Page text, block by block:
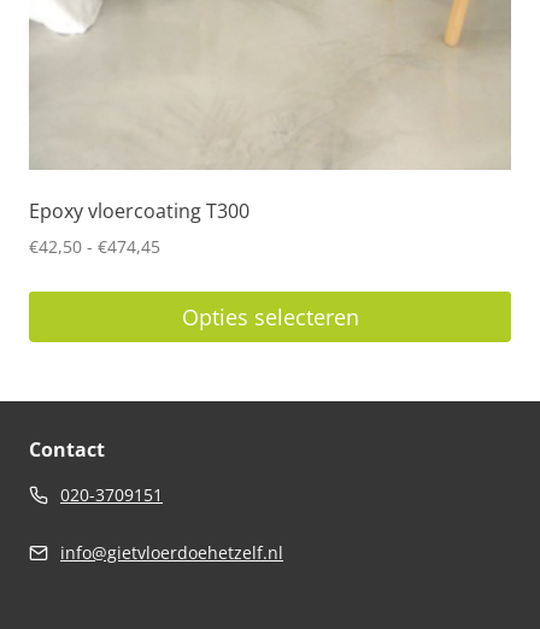
de
Epoxy vloercoating T300
€42,50 - €474,45
€474,45
Opties selecteren
meerdere
variaties.
optie
Contact
020-3709151
info@gietvloerdoehetzelf.nl